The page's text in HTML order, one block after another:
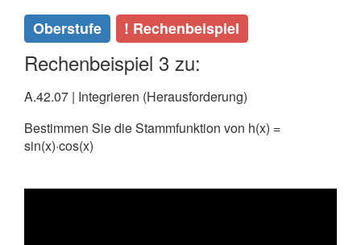
Oberstufe ! Rechenbeispiel
Rechenbeispiel 3 zu:
A.42.07 | Integrieren (Herausforderung)
Bestimmen Sie die Stammfunktion von h(x) =
sin(x)·cos(x)